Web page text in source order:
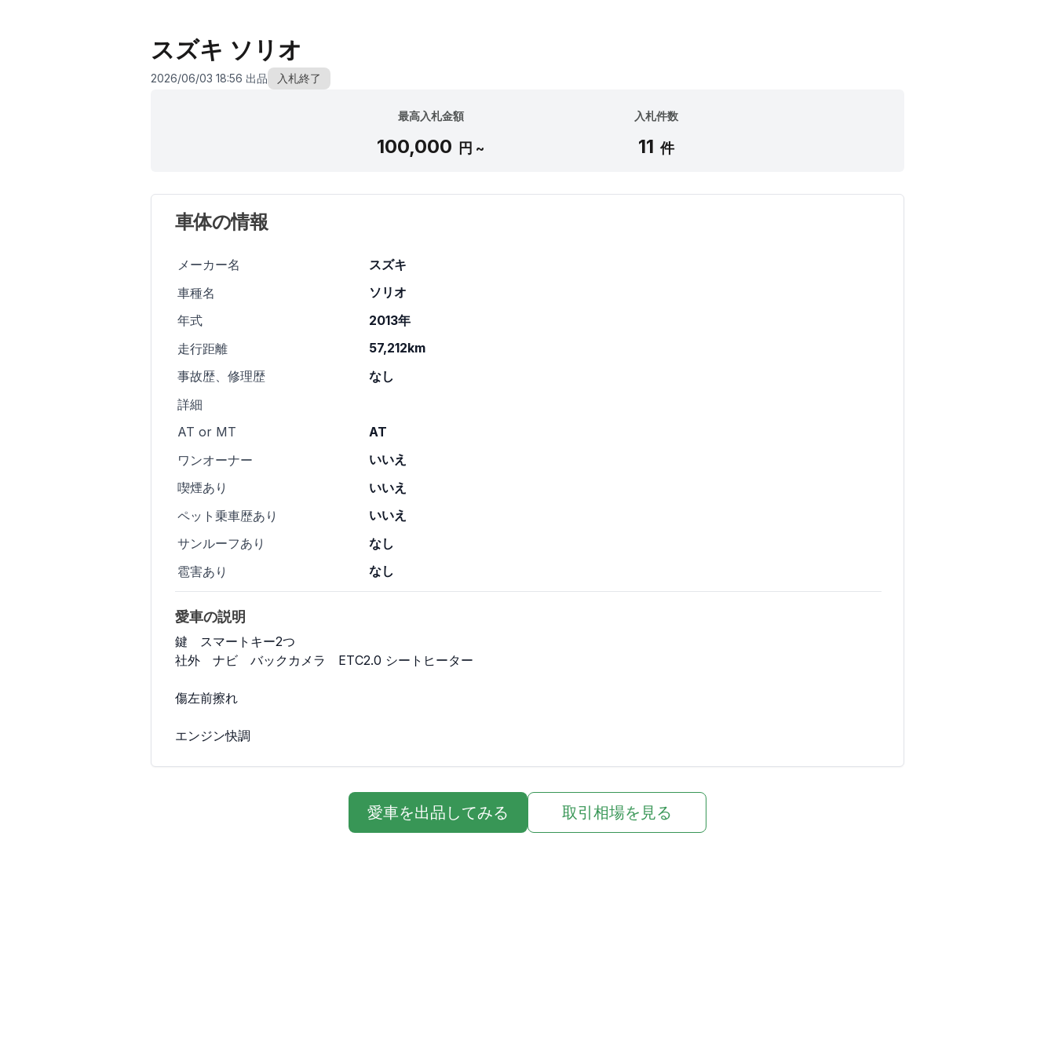
スズキ ソリオ
2026/06/03 18:56 出品 入札終了
最高入札金額
100,000 円 ~
入札件数
11 件
車体の情報
メーカー名
スズキ
車種名
ソリオ
年式
2013年
走行距離
57,212km
事故歴、修理歴
なし
詳細
AT or MT
AT
ワンオーナー
いいえ
喫煙あり
いいえ
ペット乗車歴あり
いいえ
サンルーフあり
なし
雹害あり
なし
愛車の説明
鍵　スマートキー2つ
社外　ナビ　バックカメラ　ETC2.0 シートヒーター
傷左前擦れ
エンジン快調
愛車を出品してみる 取引相場を見る